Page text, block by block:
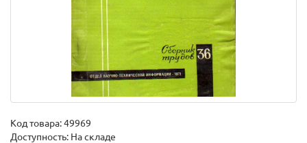
Код товара:49969
Доступность: На складе